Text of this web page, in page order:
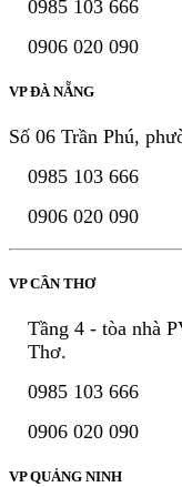
0985 103 666
0906 020 090
VP ĐÀ NẴNG
Số 06 Trần Phú,
0985 103 666
0906 020 090
VP CẦN THƠ
Tầng 4 - tòa nhà
Thơ.
0985 103 666
0906 020 090
VP QUẢNG NINH